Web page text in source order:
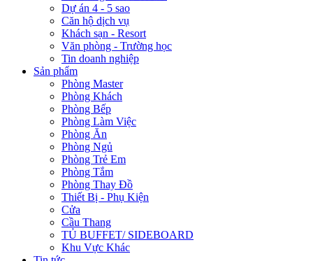
Dự án 4 - 5 sao
Căn hộ dịch vụ
Khách sạn - Resort
Văn phòng - Trường học
Tin doanh nghiệp
Sản phẩm
Phòng Master
Phòng Khách
Phòng Bếp
Phòng Làm Việc
Phòng Ăn
Phòng Ngủ
Phòng Trẻ Em
Phòng Tắm
Phòng Thay Đồ
Thiết Bị - Phụ Kiện
Cửa
Cầu Thang
TỦ BUFFET/ SIDEBOARD
Khu Vực Khác